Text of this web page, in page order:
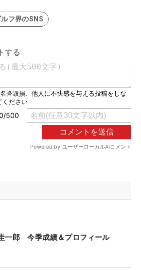
フ界のSNS
一郎 今季成績＆プロフィール